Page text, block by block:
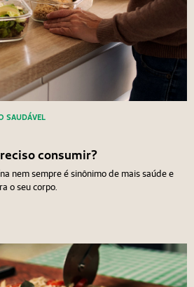
SAUDÁVEL
consumir?
nem sempre é sinônimo de mais saúde e
o seu corpo.